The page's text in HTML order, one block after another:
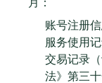
账号注册
服务使用
交易记录
法》第三